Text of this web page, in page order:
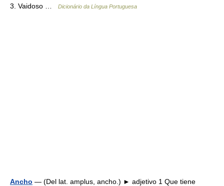
3. Vaidoso …
Dicionário da Língua Portuguesa
Ancho — (Del lat. amplus, ancho.) ► adjetivo 1 Que tiene